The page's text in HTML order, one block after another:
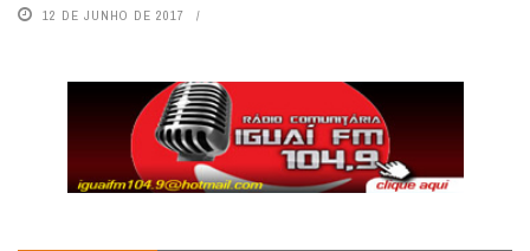
12 DE JUNHO DE 2017